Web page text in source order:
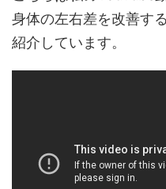
身体の左右差を改善す
紹介しています。